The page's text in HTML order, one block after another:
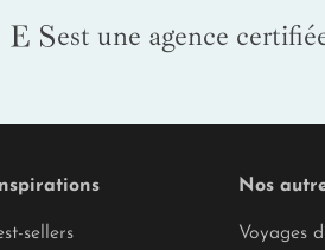
est une agence
sellers
Nos
Voyages